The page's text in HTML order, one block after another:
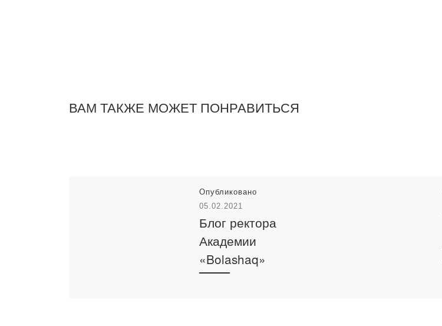
ВАМ ТАКЖЕ МОЖЕТ ПОНРАВИТЬСЯ
Опубликовано
05.02.2021
Блог ректора
Академии
«Bolashaq»